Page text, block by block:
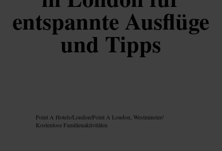
entspannte Ausflüge
und Tipps
Point A Hotels/London/Point A London, Westminster/
Kostenlose Familienaktivitäten